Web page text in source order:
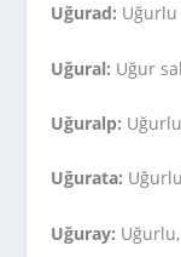
Uğurad: Uğurlu
Uğural: Uğur
Uğuralp:
Uğurata:
Uğuray: